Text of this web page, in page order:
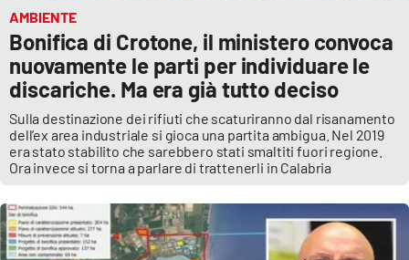
AMBIENTE
Bonifica di Crotone, il ministero convoca
nuovamente le parti per individuare le
discariche. Ma era già tutto deciso
Sulla destinazione dei rifiuti che scaturiranno dal risanamento
dell’ex area industriale si gioca una partita ambigua. Nel 2019
era stato stabilito che sarebbero stati smaltiti fuori regione.
Ora invece si torna a parlare di trattenerli in Calabria